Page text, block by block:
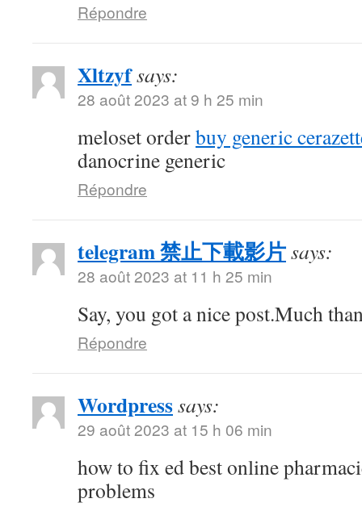
Répondre
Xltzyfsays:
28 août 2023 at 9 h 25 min
meloset orderbuy generic
danocrine generic
Répondre
telegram 禁止下載影片says:
28 août 2023 at 11 h 25 min
Say, you got a nice post.Much
Répondre
Wordpresssays:
29 août 2023 at 15 h 06 min
how to fix ed best online
problems